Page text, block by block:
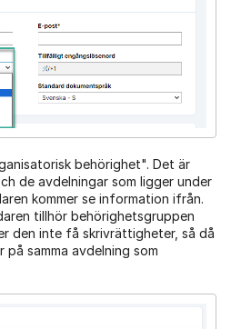
behörighet". Det är
de avdelningar som ligger under
kommer se information ifrån.
tillhör behörighetsgruppen
den inte få skrivrättigheter, så då
samma avdelning som